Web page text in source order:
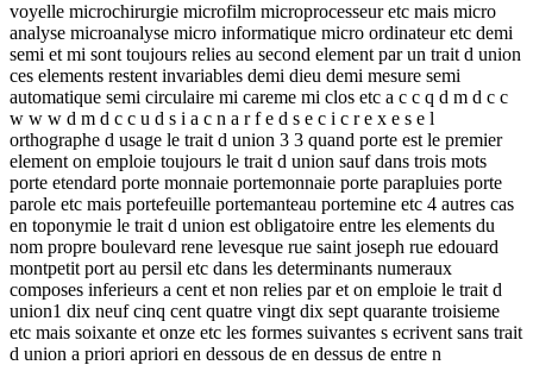
voyelle microchirurgie microfilm microprocesseur etc mais micro
analyse microanalyse micro informatique micro ordinateur etc demi
semi et mi sont toujours relies au second element par un trait d union
ces elements restent invariables demi dieu demi mesure semi
automatique semi circulaire mi careme mi clos etc a c c q d m d c c
w w w d m d c c u d s i a c n a r f e d s e c i c r e x e s e l
orthographe d usage le trait d union 3 3 quand porte est le premier
element on emploie toujours le trait d union sauf dans trois mots
porte etendard porte monnaie portemonnaie porte parapluies porte
parole etc mais portefeuille portemanteau portemine etc 4 autres cas
en toponymie le trait d union est obligatoire entre les elements du
nom propre boulevard rene levesque rue saint joseph rue edouard
montpetit port au persil etc dans les determinants numeraux
composes inferieurs a cent et non relies par et on emploie le trait d
union1 dix neuf cinq cent quatre vingt dix sept quarante troisieme
etc mais soixante et onze etc les formes suivantes s ecrivent sans trait
d union a priori apriori en dessous de en dessus de entre n